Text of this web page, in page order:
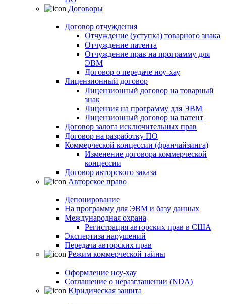
Договоры
Договор отчуждения
Отчуждение (уступка) товарного знака
Отчуждение патента
Отчуждение прав на программу для
ЭВМ
Договор о передаче ноу-хау
Лицензионный договор
Лицензионный договор на товарный
знак
Лицензия на программу для ЭВМ
Лицензионный договор на патент
Договор залога исключительных прав
Договор на разработку ПО
Коммерческой концессии (франчайзинга)
Изменение договора коммерческой
концессии
Договор авторского заказа
Авторское право
Депонирование
На программу для ЭВМ и базу данных
Международная охрана
Регистрация авторских прав в США
Экспертиза нарушений
Передача авторских прав
Режим коммерческой тайны
Оформление ноу-хау
Соглашение о неразглашении (NDA)
Юридическая защита